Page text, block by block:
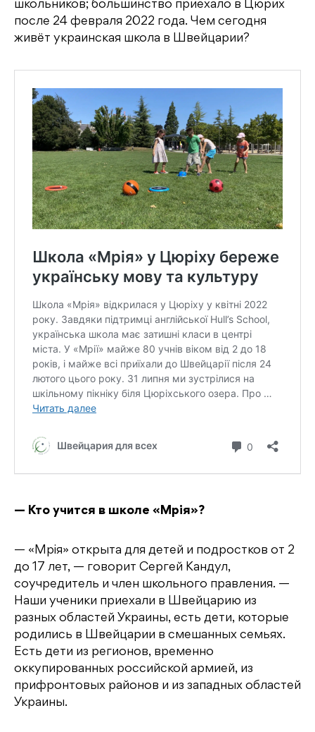
школьников; большинство приехало в Цюрих
после 24 февраля 2022 года. Чем сегодня
живёт украинская школа в Швейцарии?
— Кто учится в школе «Мрія»?
— «Мрія» открыта для детей и подростков от 2
до 17 лет, — говорит Сергей Кандул,
соучредитель и член школьного правления. —
Наши ученики приехали в Швейцарию из
разных областей Украины, есть дети, которые
родились в Швейцарии в смешанных семьях.
Есть дети из регионов, временно
оккупированных российской армией, из
прифронтовых районов и из западных областей
Украины.